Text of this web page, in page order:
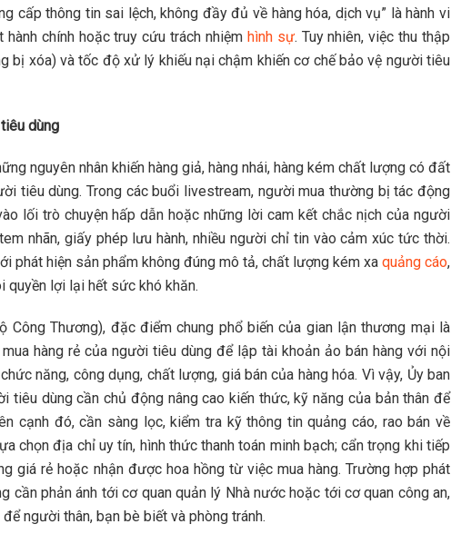
cấp thông tin sai lệch, không đầy đủ về hàng hóa, dịch vụ” là hành vi
chính hoặc truy cứu trách nhiệm hình sự. Tuy nhiên, việc thu thập
bị xóa) và tốc độ xử lý khiếu nại chậm khiến cơ chế bảo vệ người tiêu
dùng
nguyên nhân khiến hàng giả, hàng nhái, hàng kém chất lượng có đất
tiêu dùng. Trong các buổi livestream, người mua thường bị tác động
lối trò chuyện hấp dẫn hoặc những lời cam kết chắc nịch của người
nhãn, giấy phép lưu hành, nhiều người chỉ tin vào cảm xúc tức thời.
phát hiện sản phẩm không đúng mô tả, chất lượng kém xa quảng cáo,
quyền lợi lại hết sức khó khăn.
Công Thương), đặc điểm chung phổ biến của gian lận thương mại là
hàng rẻ của người tiêu dùng để lập tài khoản ảo bán hàng với nội
năng, công dụng, chất lượng, giá bán của hàng hóa. Vì vậy, Ủy ban
tiêu dùng cần chủ động nâng cao kiến thức, kỹ năng của bản thân để
cạnh đó, cần sàng lọc, kiểm tra kỹ thông tin quảng cáo, rao bán về
chọn địa chỉ uy tín, hình thức thanh toán minh bạch; cẩn trọng khi tiếp
giá rẻ hoặc nhận được hoa hồng từ việc mua hàng. Trường hợp phát
cần phản ánh tới cơ quan quản lý Nhà nước hoặc tới cơ quan công an,
người thân, bạn bè biết và phòng tránh.